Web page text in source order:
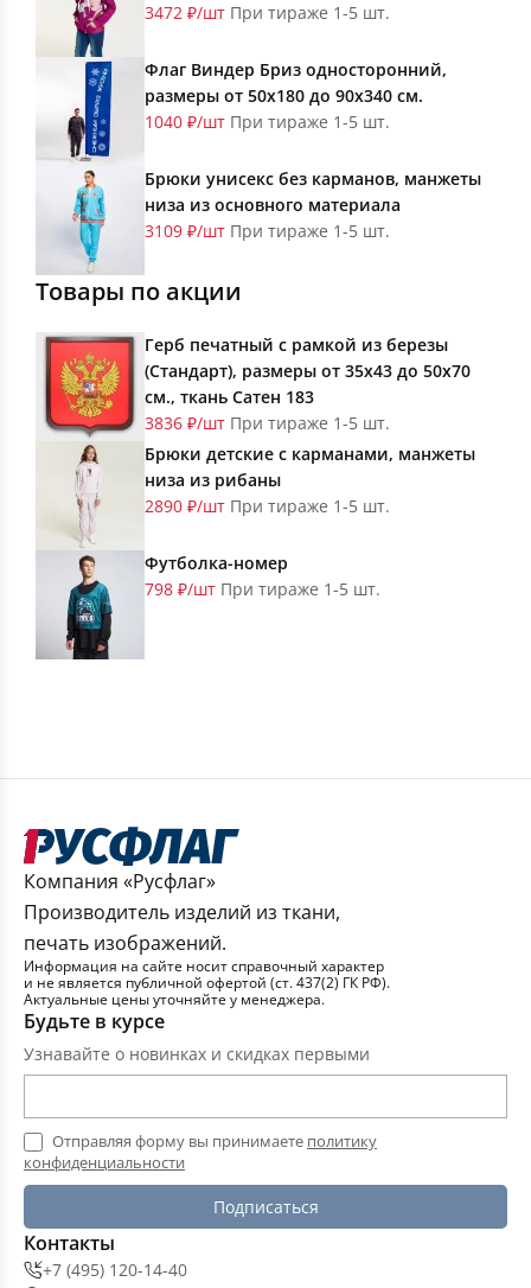
3472 ₽/шт При тираже 1-5 шт.
Флаг Виндер Бриз односторонний,
размеры от 50х180 до 90х340 см.
1040 ₽/шт При тираже 1-5 шт.
Брюки унисекс без карманов, манжеты
низа из основного материала
3109 ₽/шт При тираже 1-5 шт.
Товары по акции
Герб печатный с рамкой из березы
(Стандарт), размеры от 35х43 до 50х70
см., ткань Сатен 183
3836 ₽/шт При тираже 1-5 шт.
Брюки детские с карманами, манжеты
низа из рибаны
2890 ₽/шт При тираже 1-5 шт.
Футболка-номер
798 ₽/шт При тираже 1-5 шт.
Компания «Русфлаг»
Производитель изделий из ткани,
печать изображений.
Информация на сайте носит справочный характер
и не является публичной офертой (ст. 437(2) ГК РФ).
Актуальные цены уточняйте у менеджера.
Будьте в курсе
Узнавайте о новинках и скидках первыми
Отправляя форму вы принимаете политику
конфиденциальности
Подписаться
Контакты
+7 (495) 120-14-40